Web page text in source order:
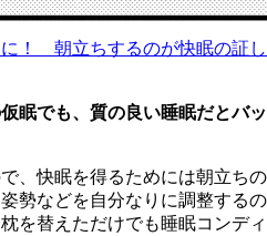
！ 朝立ちするのが快眠の証し
でも、質の良い睡眠だとバッ
、快眠を得るためには朝立ちの
勢などを自分なりに調整するの
を替えただけでも睡眠コンディ